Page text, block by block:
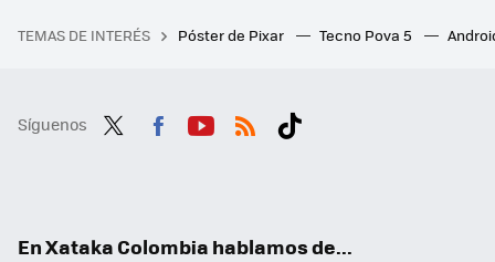
TEMAS DE INTERÉS Póster de Pixar Tecno Pova 5
Síguenos
En Xataka Colombia hablamos de...